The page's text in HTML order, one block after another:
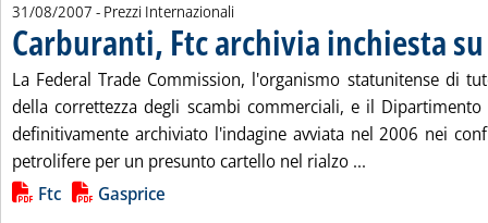
31/08/2007 - Prezzi Internazionali
Carburanti, Ftc archivia inchiesta
La Federal Trade Commission, l'organismo statunitense di
della correttezza degli scambi commerciali, e il
definitivamente archiviato l'indagine avviata nel 2006 nei
petrolifere per un presunto cartello nel rialzo ...
Lista allegati PDF alla notizia
Ftc Gasprice